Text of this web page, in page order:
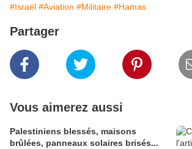
#Israël #Aviation #Militaire #Hamas
Partager
Vous aimerez aussi
Palestiniens blessés, maisons
brûlées, panneaux solaires brisés...